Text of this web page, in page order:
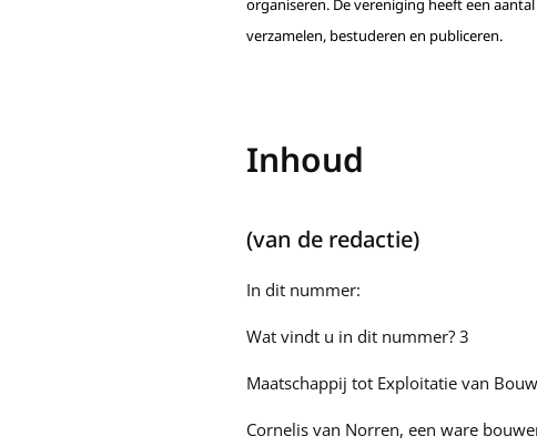
organiseren. De vereniging heeft een
verzamelen, bestuderen en publiceren.
Inhoud
(van de redactie)
In dit nummer:
Wat vindt u in dit nummer? 3
Maatschappij tot Exploitatie van
Cornelis van Norren, een ware